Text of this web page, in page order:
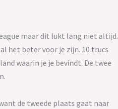
maar dit lukt lang niet altijd.
het beter voor je zijn. 10 trucs
waarin je je bevindt. De twee
de tweede plaats gaat naar